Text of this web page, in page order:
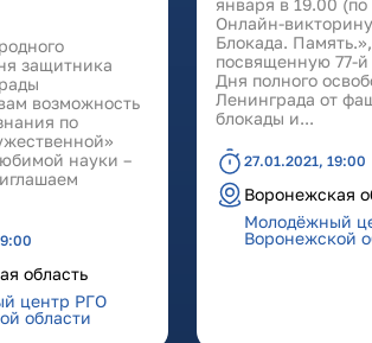
защитника
возможность
по
науки –
область
центр РГО
области
Онлайн-
Блокада. Память.»,
посвященную 77-
Дня полного
Ленинграда от
блокады и...
27.01.2021, 19:00
Воронежская
Молодёжный
Воронежской